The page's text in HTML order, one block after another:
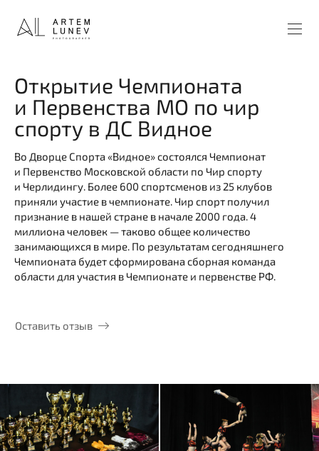
Открытие Чемпионата
и Первенства МО по чир
спорту в ДС Видное
Во Дворце Спорта «Видное» состоялся Чемпионат
и Первенство Московской области по Чир спорту
и Черлидингу. Более 600 спортсменов из 25 клубов
приняли участие в чемпионате. Чир спорт получил
признание в нашей стране в начале 2000 года. 4
миллиона человек — таково общее количество
занимающихся в мире. По результатам сегодняшнего
Чемпионата будет сформирована сборная команда
области для участия в Чемпионате и первенстве РФ.
Оставить отзыв